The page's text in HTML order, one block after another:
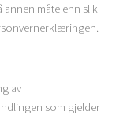
måte enn slik
av
som gjelder